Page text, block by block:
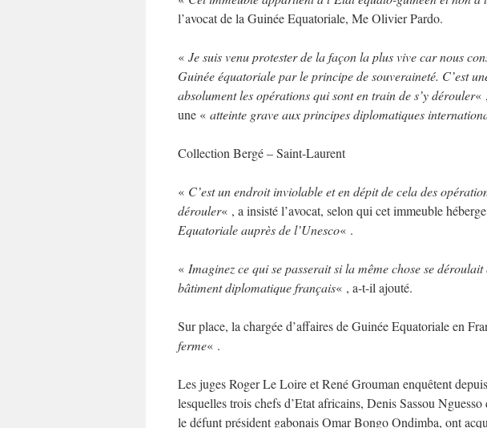
l’avocat de la Guinée Equatoriale, Me Olivier Pardo.
« Je suis venu protester de la façon la plus vive car nous
Guinée équatoriale par le principe de souveraineté. C’est
absolument les opérations qui sont en train de s’y dérouler«
une « atteinte grave aux principes diplomatiques
Collection Bergé – Saint-Laurent
« C’est un endroit inviolable et en dépit de cela des
dérouler« , a insisté l’avocat, selon qui cet immeuble
Equatoriale auprès de l’Unesco« .
« Imaginez ce qui se passerait si la même chose se
bâtiment diplomatique français« , a-t-il ajouté.
Sur place, la chargée d’affaires de Guinée Equatoriale en
ferme« .
Les juges Roger Le Loire et René Grouman enquêtent
lesquelles trois chefs d’Etat africains, Denis Sassou
le défunt président gabonais Omar Bongo Ondimba, ont